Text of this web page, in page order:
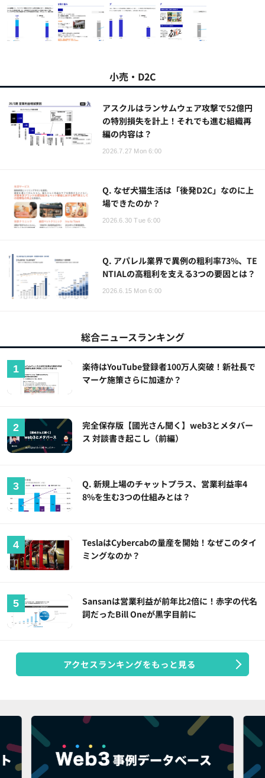
小売・D2C
アスクルはランサムウェア攻撃で52億円
の特別損失を計上！それでも進む組織再
編の内容は？
2026.7.27 Mon 6:00
Q. なぜ犬猫生活は「後発D2C」なのに上
場できたのか？
2026.6.30 Tue 6:00
Q. アパレル業界で異例の粗利率73%、TE
NTIALの高粗利を支える3つの要因とは？
2026.6.15 Mon 6:00
総合ニュースランキング
楽待はYouTube登録者100万人突破！新社長で
マーケ施策さらに加速か？
完全保存版【國光さん聞く】web3とメタバー
ス 対談書き起こし（前編）
Q. 新規上場のチャットプラス、営業利益率4
8%を生む3つの仕組みとは？
TeslaはCybercabの量産を開始！なぜこのタイ
ミングなのか？
Sansanは営業利益が前年比2倍に！赤字の代名
詞だったBill Oneが黒字目前に
アクセスランキングをもっと見る